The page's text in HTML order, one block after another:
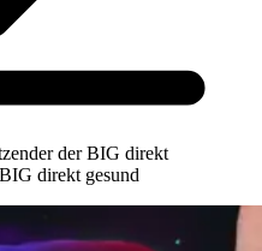
der BIG direkt
direkt gesund